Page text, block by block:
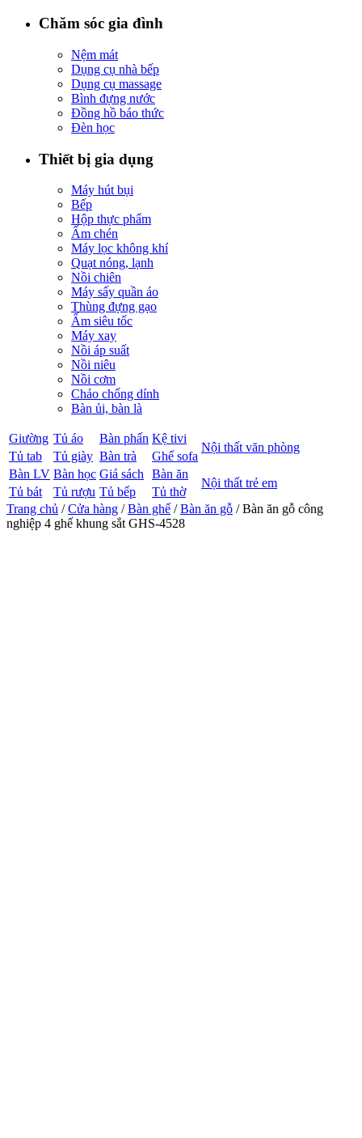
Chăm sóc gia đình
Nệm mát
Dụng cụ nhà bếp
Dụng cụ massage
Bình đựng nước
Đồng hồ báo thức
Đèn học
Thiết bị gia dụng
Máy hút bụi
Bếp
Hộp thực phẩm
Ấm chén
Máy lọc không khí
Quạt nóng, lạnh
Nồi chiên
Máy sấy quần áo
Thùng đựng gạo
Ấm siêu tốc
Máy xay
Nồi áp suất
Nồi niêu
Nồi cơm
Chảo chống dính
Bàn ủi, bàn là
Giường Tủ áo Bàn phấn Kệ tivi
Nội thất văn phòng
Tủ tab Tủ giày Bàn trà
Ghế sofa
Bàn LV Bàn học Giá sách Bàn ăn
Nội thất trẻ em
Tủ bát Tủ rượu Tủ bếp
Tủ thờ
Trang chủ /Cửa hàng /Bàn ghế /Bàn ăn gỗ / Bàn ăn gỗ công
nghiệp 4 ghế khung sắt GHS-4528